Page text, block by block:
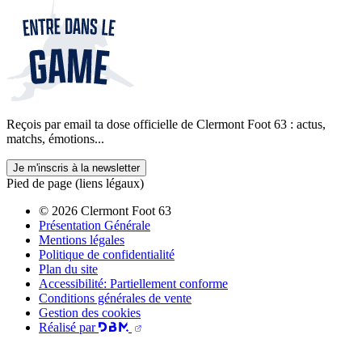
Reçois par email ta dose officielle de Clermont Foot 63 : actus,
matchs, émotions...
Je m'inscris à la newsletter
Pied de page (liens légaux)
© 2026 Clermont Foot 63
Présentation Générale
Mentions légales
Politique de confidentialité
Plan du site
Accessibilité: Partiellement conforme
Conditions générales de vente
Gestion des cookies
Réalisé par